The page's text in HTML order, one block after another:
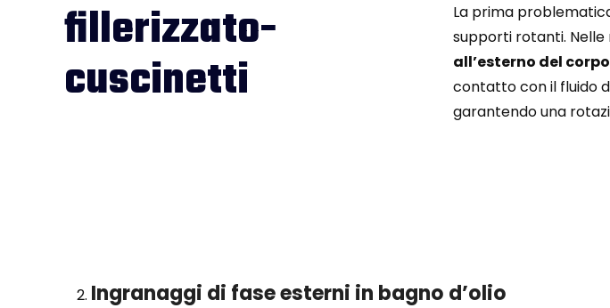
La prima
supporti rotanti. Nelle
all’esterno del
contatto con il fluido
garantendo una
Ingranaggi di fase esterni in bagno d’olio